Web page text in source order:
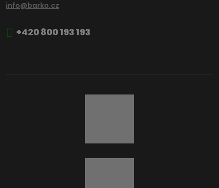
info@barko.cz
+420 800 193 193